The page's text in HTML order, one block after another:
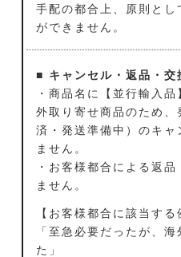
手配の都合上、原則とし
ができません。
■ キャンセル・返品・交
・商品名に【並行輸入
外取り寄せ商品のため、
済・発送準備中）のキャ
ません。
・お客様都合による返
ません。
【お客様都合に該当する
「至急必要だったが、
た」